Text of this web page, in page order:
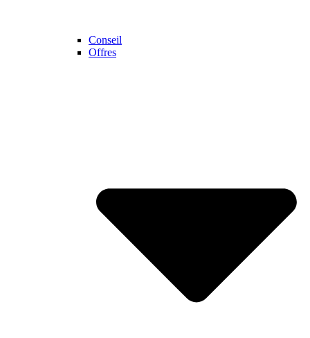
Conseil
Offres